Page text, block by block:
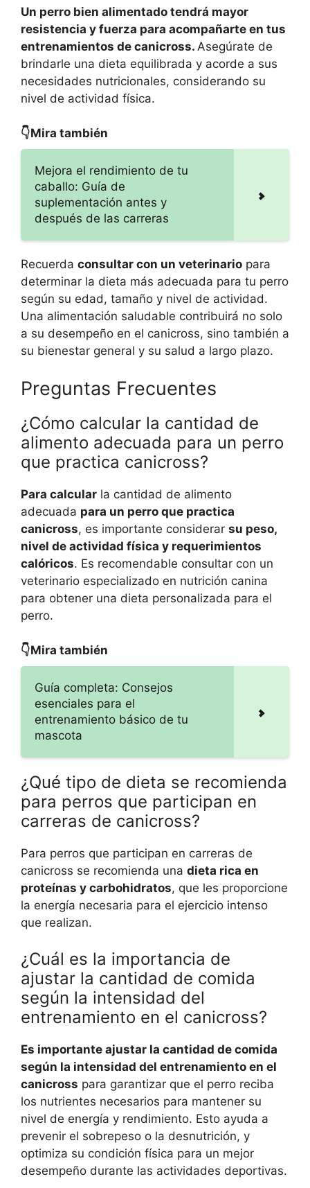
Un perro bien alimentado tendrá mayor
resistencia y fuerza para acompañarte en tus
entrenamientos de canicross. Asegúrate de
brindarle una dieta equilibrada y acorde a sus
necesidades nutricionales, considerando su
nivel de actividad física.
👇Mira también
Mejora el rendimiento de tu
caballo: Guía de
suplementación antes y
después de las carreras
Recuerda consultar con un veterinario para
determinar la dieta más adecuada para tu perro
según su edad, tamaño y nivel de actividad.
Una alimentación saludable contribuirá no solo
a su desempeño en el canicross, sino también a
su bienestar general y su salud a largo plazo.
Preguntas Frecuentes
¿Cómo calcular la cantidad de
alimento adecuada para un perro
que practica canicross?
Para calcular la cantidad de alimento
adecuada para un perro que practica
canicross, es importante considerar su peso,
nivel de actividad física y requerimientos
calóricos. Es recomendable consultar con un
veterinario especializado en nutrición canina
para obtener una dieta personalizada para el
perro.
👇Mira también
Guía completa: Consejos
esenciales para el
entrenamiento básico de tu
mascota
¿Qué tipo de dieta se recomienda
para perros que participan en
carreras de canicross?
Para perros que participan en carreras de
canicross se recomienda una dieta rica en
proteínas y carbohidratos, que les proporcione
la energía necesaria para el ejercicio intenso
que realizan.
¿Cuál es la importancia de
ajustar la cantidad de comida
según la intensidad del
entrenamiento en el canicross?
Es importante ajustar la cantidad de comida
según la intensidad del entrenamiento en el
canicross para garantizar que el perro reciba
los nutrientes necesarios para mantener su
nivel de energía y rendimiento. Esto ayuda a
prevenir el sobrepeso o la desnutrición, y
optimiza su condición física para un mejor
desempeño durante las actividades deportivas.